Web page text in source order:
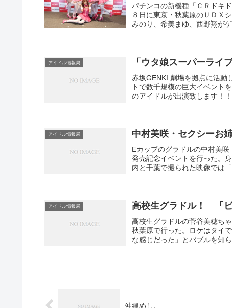
パチンコの新機種「ＣＲドキ
８日に東京・秋葉原のＵＤＸ
みのり、希美まゆ、西野翔が
アイドル情報局 「ウタ娘スーパーライ
赤坂GENKI 劇場を拠点に活動
トで数千規模の巨大イベント
のアイドルが出演致します！
アイドル情報局 中村美咲・セクシーお
Eカップのグラドルの中村美
発売記念イベントを行った。
内と千葉で撮られた映像では
アイドル情報局 高校生グラドル！ 「
高校生グラドルの菅谷美穂ち
秋葉原で行った。ロケはタイ
な感じだった」とバブルを知
沖縄めし。